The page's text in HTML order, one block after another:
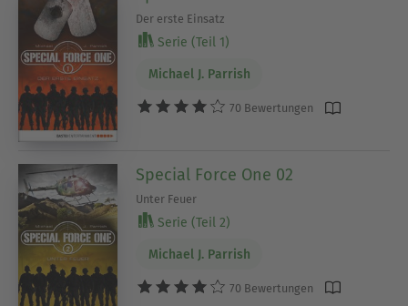
Der erste Einsatz
Serie (Teil 1)
Michael J. Parrish
70 Bewertungen
Special Force One 02
Unter Feuer
Serie (Teil 2)
Michael J. Parrish
70 Bewertungen